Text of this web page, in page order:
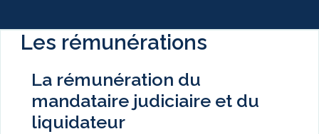
Les rémunérations
La rémunération du
mandataire judiciaire et du
liquidateur